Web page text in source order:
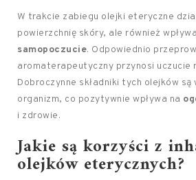
W trakcie zabiegu olejki eteryczne
powierzchnię skóry, ale również
samopoczucie. Odpowiednio
aromaterapeutyczny przynosi uczucie
Dobroczynne składniki tych olejków są
organizm, co pozytywnie wpływa na
i zdrowie.
Jakie są korzyści z
olejków eterycznych?